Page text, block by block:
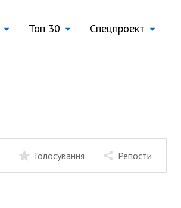
Топ 30 Спецпроект
Голосування Репости